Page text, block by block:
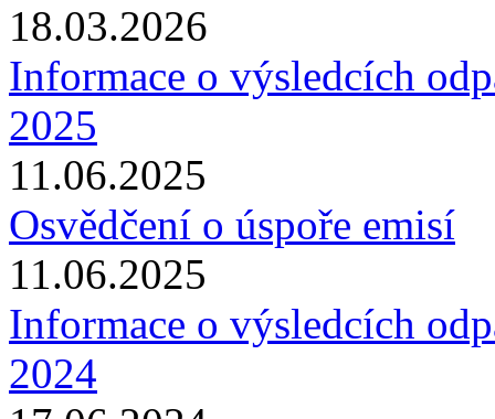
18.03.2026
Informace o výsledcích
2025
11.06.2025
Osvědčení o úspoře emisí
11.06.2025
Informace o výsledcích
2024